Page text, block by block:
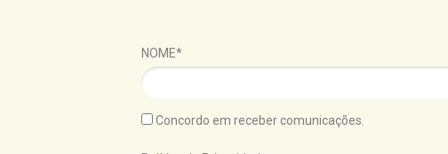
NOME*
Concordo em receber comunicações.